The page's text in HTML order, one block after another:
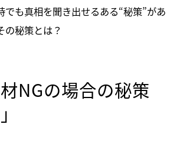
でも真相を聞き出せるある“秘策”があ
秘策とは？
NGの場合の秘策